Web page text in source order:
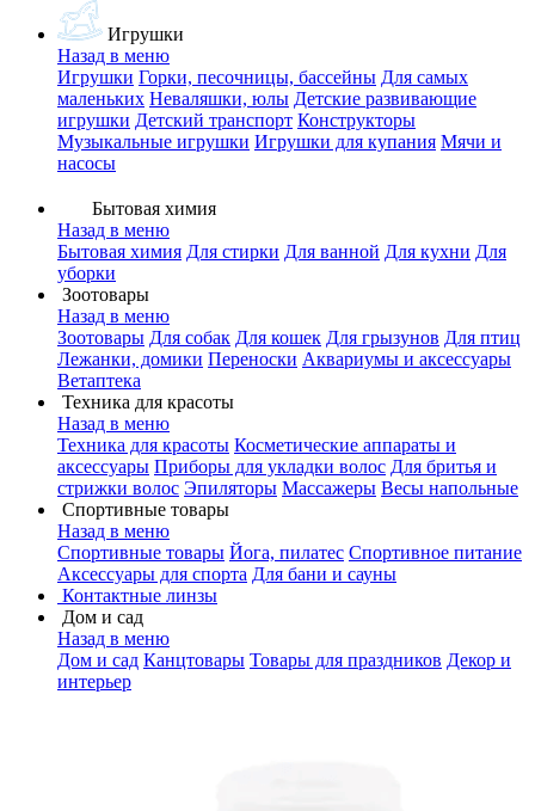
Игрушки
Назад в меню
Игрушки Горки, песочницы, бассейны Для самых
маленьких Неваляшки, юлы Детские развивающие
игрушки Детский транспорт Конструкторы
Музыкальные игрушки Игрушки для купания Мячи и
насосы
Бытовая химия
Назад в меню
Бытовая химия Для стирки Для ванной Для кухни Для
уборки
Зоотовары
Назад в меню
Зоотовары Для собак Для кошек Для грызунов Для птиц
Лежанки, домики Переноски Аквариумы и аксессуары
Ветаптека
Техника для красоты
Назад в меню
Техника для красоты Косметические аппараты и
аксессуары Приборы для укладки волос Для бритья и
стрижки волос Эпиляторы Массажеры Весы напольные
Спортивные товары
Назад в меню
Спортивные товары Йога, пилатес Спортивное питание
Аксессуары для спорта Для бани и сауны
Контактные линзы
Дом и сад
Назад в меню
Дом и сад Канцтовары Товары для праздников Декор и
интерьер